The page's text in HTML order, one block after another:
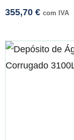
355,70 € com IVA